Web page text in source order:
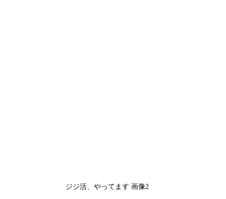
ジジ活、やってます 画像2